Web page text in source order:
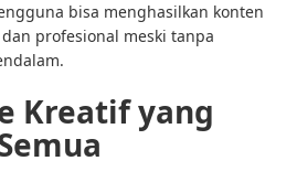
bisa menghasilkan konten
profesional meski tanpa
Kreatif yang